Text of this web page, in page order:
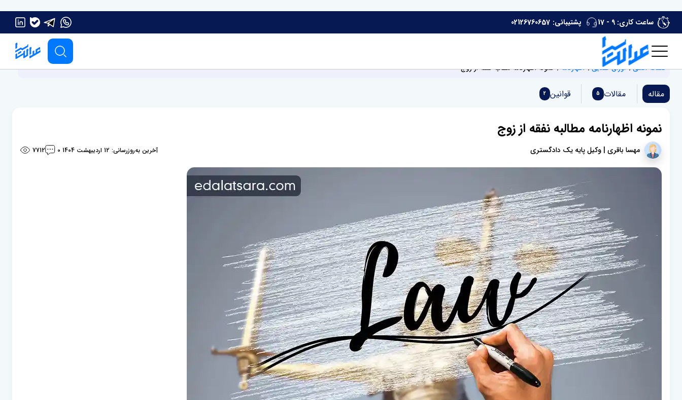
ساعت کاری: 9 - 17 پشتیبانی: 02126760657
صفحه اصلی اوراق قضایی اظهارنامه نمونه اظهارنامه مطالبه نفقه از زوج
مقاله مقالات 5 قوانین 2
نمونه اظهارنامه مطالبه نفقه از زوج
مهسا باقری | وکیل پایه یک دادگستری آخرین به‌روزرسانی: 12 اردیبهشت 1404 0
7712